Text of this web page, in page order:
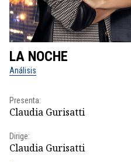
LA NOCHE
Análisis
Presenta:
Claudia Gurisatti
Dirige:
Claudia Gurisatti